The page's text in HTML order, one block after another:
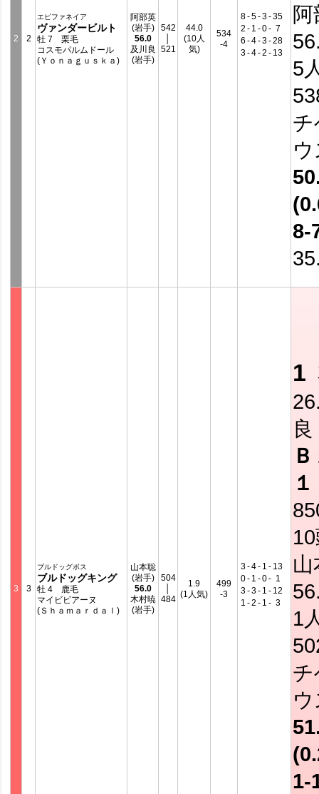
2 2
エピファネイア
ヴァンダービルト
牡 7 栗毛
コスモパルムドール
(Ｙｏｎａｇｕｓｋａ)
阿部英
(岩手)
56.0
及川良
(岩手)
542
521
44.0
(10人
気)
534
-4
8-5-3-35
2 - 1 -0- 7
6 -4-3-28
3-4-2 - 13
5
3 3
ブルドッグボス
ブルドッグキング
牡 4 鹿毛
マイビビアーヌ
(Ｓｈａｍａｒｄａｌ)
山本聡
(岩手)
56.0
木村暁
(岩手)
504
484
1.9
(1人気)
499
-3
3-4- 1 - 13
0- 1 -0- 1
3-3- 1 - 12
1 -2 - 1 - 3
1
良
１
1